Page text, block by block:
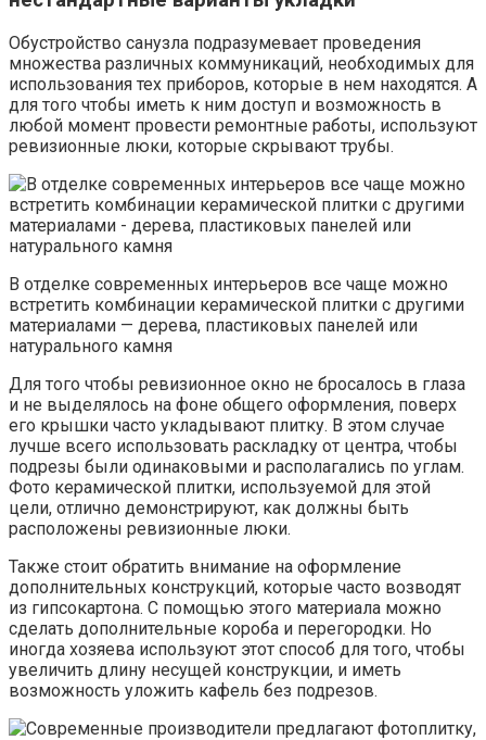
Обустройство санузла подразумевает проведения
множества различных коммуникаций, необходимых для
использования тех приборов, которые в нем находятся. А
для того чтобы иметь к ним доступ и возможность в
любой момент провести ремонтные работы, используют
ревизионные люки, которые скрывают трубы.
В отделке современных интерьеров все чаще можно
встретить комбинации керамической плитки с другими
материалами — дерева, пластиковых панелей или
натурального камня
Для того чтобы ревизионное окно не бросалось в глаза
и не выделялось на фоне общего оформления, поверх
его крышки часто укладывают плитку. В этом случае
лучше всего использовать раскладку от центра, чтобы
подрезы были одинаковыми и располагались по углам.
Фото керамической плитки, используемой для этой
цели, отлично демонстрируют, как должны быть
расположены ревизионные люки.
Также стоит обратить внимание на оформление
дополнительных конструкций, которые часто возводят
из гипсокартона. С помощью этого материала можно
сделать дополнительные короба и перегородки. Но
иногда хозяева используют этот способ для того, чтобы
увеличить длину несущей конструкции, и иметь
возможность уложить кафель без подрезов.